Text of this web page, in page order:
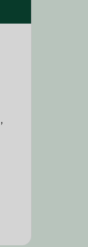
,